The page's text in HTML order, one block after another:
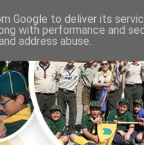
Google to deliver its
with performance and
address abuse.